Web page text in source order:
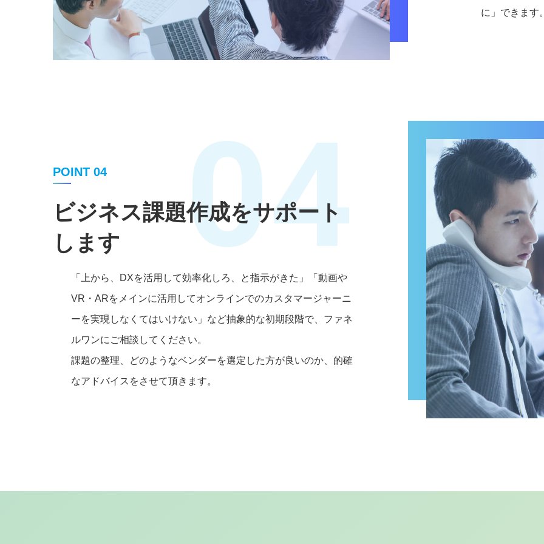
に」できます
POINT 04
ビジネス課題作成をサポート
します
04
「上から、DXを活用して効率化しろ、と指示がきた」「動画や
VR・ARをメインに活用してオンラインでのカスタマージャーニ
ーを実現しなくてはいけない」など抽象的な初期段階で、ファネ
ルワンにご相談してください。
課題の整理、どのようなベンダーを選定した方が良いのか、的確
なアドバイスをさせて頂きます。